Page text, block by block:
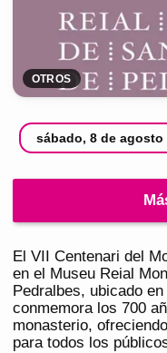
OTROS
sábado, 8 de agosto
El VII Centenari del
en el Museu Reial
Pedralbes, ubicado
conmemora los 700
monasterio,
para todos los